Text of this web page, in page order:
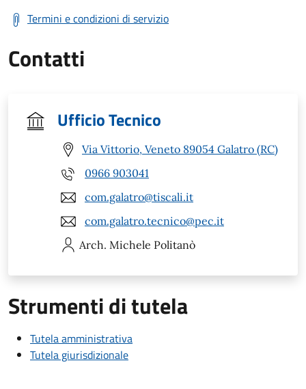
Termini e condizioni di servizio
Contatti
Ufficio Tecnico
Via Vittorio, Veneto 89054 Galatro (RC)
0966 903041
com.galatro@tiscali.it
com.galatro.tecnico@pec.it
Arch. Michele Politanò
Strumenti di tutela
Tutela amministrativa
Tutela giurisdizionale